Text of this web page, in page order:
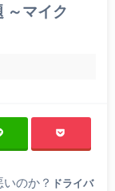
～マイク
のか？ ドライバ